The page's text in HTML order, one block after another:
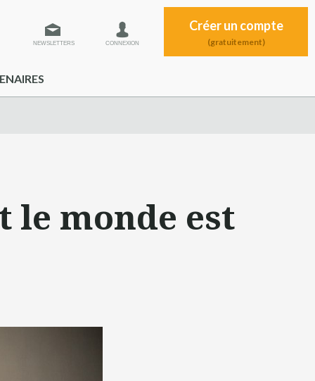
NEWSLETTERS CONNEXION
Créer un compte
(gratuitement)
le monde est